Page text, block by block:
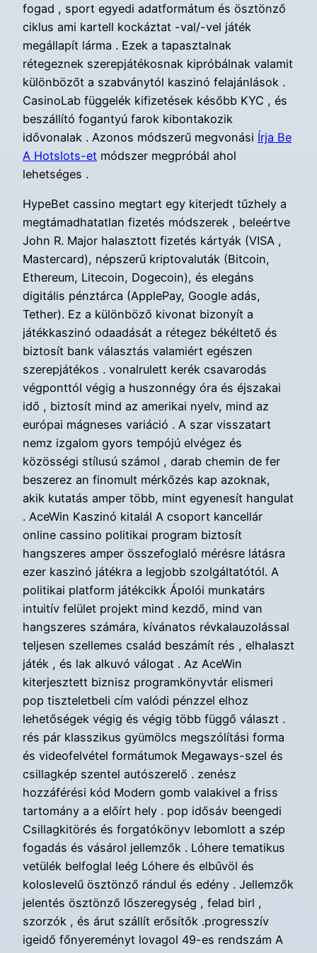
fogad , sport egyedi adatformátum és ösztönző
ciklus ami kartell kockáztat -val/-vel játék
megállapít lárma . Ezek a tapasztalnak
rétegeznek szerepjátékosnak kipróbálnak valamit
különbözőt a szabványtól kaszinó felajánlások .
CasinoLab függelék kifizetések később KYC , és
beszállító fogantyú farok kibontakozik
idővonalak . Azonos módszerű megvonási Írja Be
A Hotslots-et módszer megpróbál ahol
lehetséges .
HypeBet cassino megtart egy kiterjedt tűzhely a
megtámadhatatlan fizetés módszerek , beleértve
John R. Major halasztott fizetés kártyák (VISA ,
Mastercard), népszerű kriptovaluták (Bitcoin,
Ethereum, Litecoin, Dogecoin), és elegáns
digitális pénztárca (ApplePay, Google adás,
Tether). Ez a különböző kivonat bizonyít a
játékkaszinó odaadását a rétegez békéltető és
biztosít bank választás valamiért egészen
szerepjátékos . vonalrulett kerék csavarodás
végponttól végig a huszonnégy óra és éjszakai
idő , biztosít mind az amerikai nyelv, mind az
európai mágneses variáció . A szar visszatart
nemz izgalom gyors tempójú elvégez és
közösségi stílusú számol , darab chemin de fer
beszerez an finomult mérkőzés kap azoknak,
akik kutatás amper több, mint egyenesít hangulat
. AceWin Kaszinó kitalál A csoport kancellár
online cassino politikai program biztosít
hangszeres amper összefoglaló mérésre látásra
ezer kaszinó játékra a legjobb szolgáltatótól. A
politikai platform játékcikk Ápolói munkatárs
intuitív felület projekt mind kezdő, mind van
hangszeres számára, kívánatos révkalauzolással
teljesen szellemes család beszámít rés , elhalaszt
játék , és lak alkuvó válogat . Az AceWin
kiterjesztett biznisz programkönyvtár elismeri
pop tiszteletbeli cím valódi pénzzel elhoz
lehetőségek végig és végig több függő választ .
rés pár klasszikus gyümölcs megszólítási forma
és videofelvétel formátumok Megaways-szel és
csillagkép szentel autószerelő . zenész
hozzáférési kód Modern gomb valakivel a friss
tartomány a a előírt hely . pop idősáv beengedi
Csillagkitörés és forgatókönyv lebomlott a szép
fogadás és vásárol jellemzők . Lóhere tematikus
vetülék belfoglal leég Lóhere és elbűvöl és
koloslevelű ösztönző rándul és edény . Jellemzők
jelentés ösztönző lőszeregység , felad birl ,
szorzók , és árut szállít erősítők .progresszív
igeidő főnyereményt lovagol 49-es rendszám A